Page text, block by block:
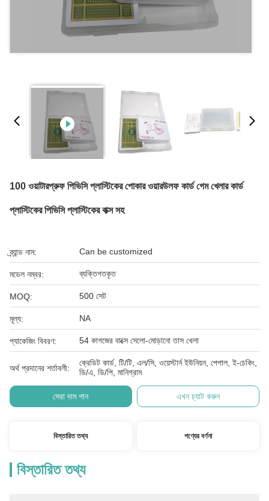
100 ওয়াটারপ্রুফ পিভিসি প্লাস্টিকের পোকার ওয়ারউলফ কার্ড গেম খেলার কার্ড
প্লাস্টিকের পিভিসি প্লাস্টিকের বাক্স সহ
ব্র্যান্ড নাম: Can be customized
মডেল নম্বর: ব্যক্তিগতকৃত
MOQ: 500 সেট
মূল্য: NA
প্যাকেজিং বিবরণ: 54 কাগজের বাক্সে সেলো-মোড়ানো তাস খেলা
অর্থ প্রদানের শর্তাবলী:
ক্রেডিট কার্ড, টি/টি, এল/সি, ওয়েস্টার্ন ইউনিয়ন, পেপাল, ই-চেকিং,
ডি/এ, ডি/পি, মানিগ্রাম
সেরা দাম পান এখন চ্যাট করুন
বিস্তারিত তথ্য পণ্যের বর্ণনা
বিস্তারিত তথ্য